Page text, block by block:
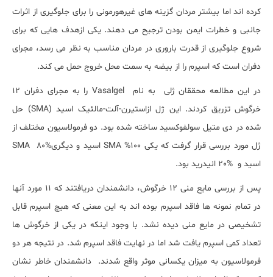
کرده اند اما بیشتر مردان گزینه های غیرهورمونی را برای جلوگیری از اثرات
جانبی و خطرات ایمن بودن ترجیح می دهند. یکی ازهدف هایی که برای
شروع جلوگیری از قدرت باروری در مردان مناسب به نظر می رسد، مجرای
دفران است که اسپرم را از بیضه به سمت محل خروج حمل می کند.
در این مطالعه محققان ژلی به نام Vasalgel
را به مجرای دفران 12
خرگوش تزریق کردند. این ژل ازاستیرن-آلت-مالئیک اسید (SMA) حل
شده در دی متیل سولفوکسید ساخته شده بود. دو فرمولاسیون مختلف از
ژل مورد بررسی قرار گرفت که یکی 100%
SMA اسید و دیگری80%
SMA
اسید و 20% انیدرید بود.
پس از بررسی مایع منی 12 خرگوش، دانشمندان دریافتند که 11 مورد آنها
در تمام نمونه ها فاقد اسپرم بوده اند به این معنی که هیچ اسپرم قابل
تشخیصی در مایع منی دیده نشد. با وجود اینکه در یکی از خرگوش ها
تعداد کمی اسپرم یافت شد اما در نهایت فاقد اسپرم شد. در نتیجه هر دو
فرمولاسیون به میزان یکسانی موثر واقع شدند. دانشمندان خاطر نشان